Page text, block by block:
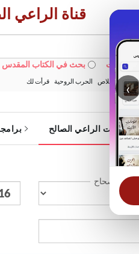
‹
قناة الراعي
بحث في الكتاب المقدس
الخلاص الحرب الروحية قرأت لك
خدمات الراعي الصالح
الإصحاح